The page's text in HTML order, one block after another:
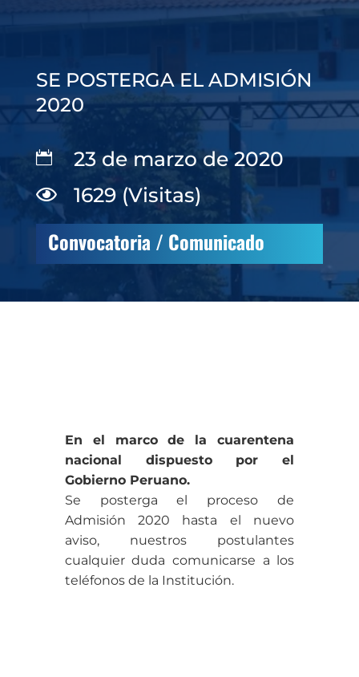
SE POSTERGA EL ADMISIÓN
2020
 23 de marzo de 2020
 1629 (Visitas)
Convocatoria / Comunicado
En el marco de la cuarentena
nacional dispuesto por el
Gobierno Peruano.
Se posterga el proceso de
Admisión 2020 hasta el nuevo
aviso, nuestros postulantes
cualquier duda comunicarse a los
teléfonos de la Institución.